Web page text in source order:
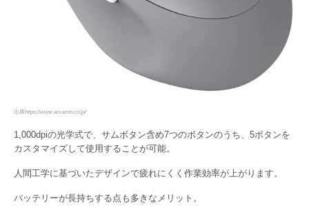
出典https://www.amazon.co.jp/
1,000dpiの光学式で、サムボタン含め7つのボタンのうち、5ボタンを
カスタマイズして使用することが可能。
人間工学に基づいたデザインで疲れにくく作業効率が上がります。
バッテリーが長持ちする点も多きなメリット。